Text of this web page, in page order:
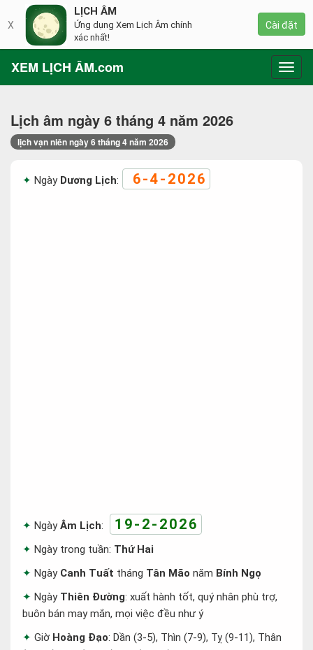
XEM LỊCH ÂM.com
Lịch âm ngày 6 tháng 4 năm 2026
lịch vạn niên ngày 6 tháng 4 năm 2026
Ngày Dương Lịch: 6-4-2026
NgàyÂm Lịch: 19-2-2026
Ngày trong tuần: Thứ Hai
Ngày Canh Tuất tháng Tân Mão năm Bính Ngọ
Ngày Thiên Đường: xuất hành tốt, quý nhân phù trợ,
buôn bán may mắn, mọi việc đều như ý
Giờ Hoàng Đạo: Dần (3-5), Thìn (7-9), Tỵ (9-11), Thân
X
LỊCH ÂM
Ứng dụng Xem Lịch Âm chính
xác nhất!
Cài đặt